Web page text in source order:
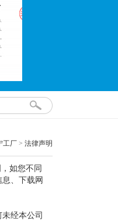
工厂 > 法律声明
如您不同
、下载网
经本公司